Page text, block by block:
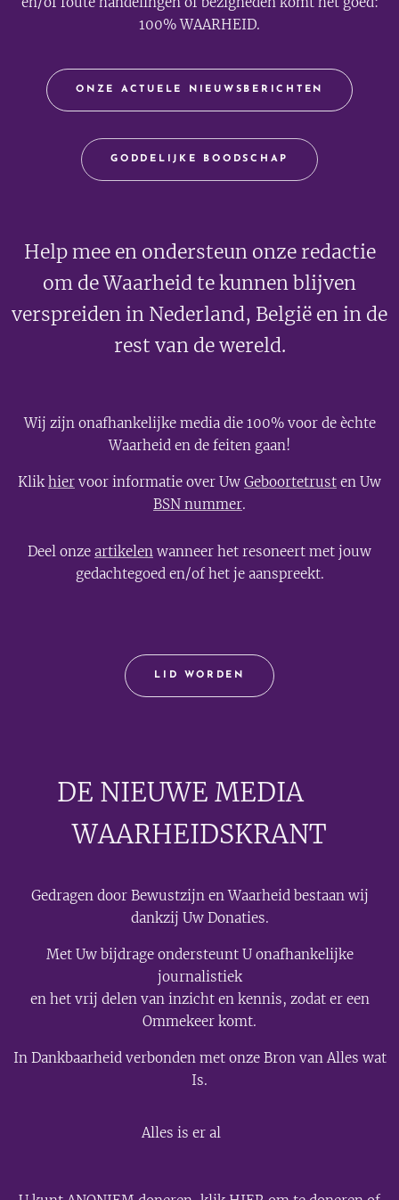
100% WAARHEID.
ONZE ACTUELE NIEUWSBERICHTEN
GODDELIJKE BOODSCHAP
Help mee en ondersteun onze redactie
om de Waarheid te kunnen blijven
verspreiden in Nederland, België en in de
rest van de wereld.
Wij zijn onafhankelijke media die 100% voor de èchte
Waarheid en de feiten gaan!
Klikhier voor informatie over Uw Geboortetrust en Uw
BSN nummer.
Deel onze artikelen wanneer het resoneert met jouw
gedachtegoed en/of het je aanspreekt.
LID WORDEN
DE NIEUWE MEDIA🟣
WAARHEIDSKRANT
Gedragen door Bewustzijn en Waarheid bestaan wij
dankzij Uw Donaties.
Met Uw bijdrage ondersteunt U onafhankelijke
journalistiek
en het vrij delen van inzicht en kennis, zodat er een
Ommekeer komt.
In Dankbaarheid verbonden met onze Bron van Alles wat
Is.
Alles is er al